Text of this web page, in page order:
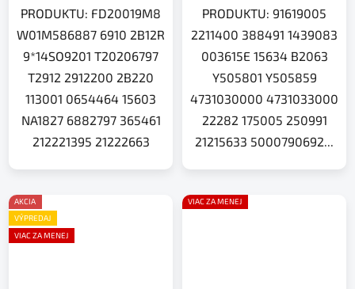
PRODUKTU: FD20019M8
W01M586887 6910 2B12R
9*14SO9201 T20206797
T2912 2912200 2B220
113001 0654464 15603
NA1827 6882797 365461
212221395 21222663
PRODUKTU: 91619005
2211400 388491 1439083
003615E 15634 B2063
Y505801 Y505859
4731030000 4731033000
22282 175005 250991
21215633 5000790692...
AKCIA
VÝPREDAJ
VIAC ZA MENEJ
VIAC ZA MENEJ